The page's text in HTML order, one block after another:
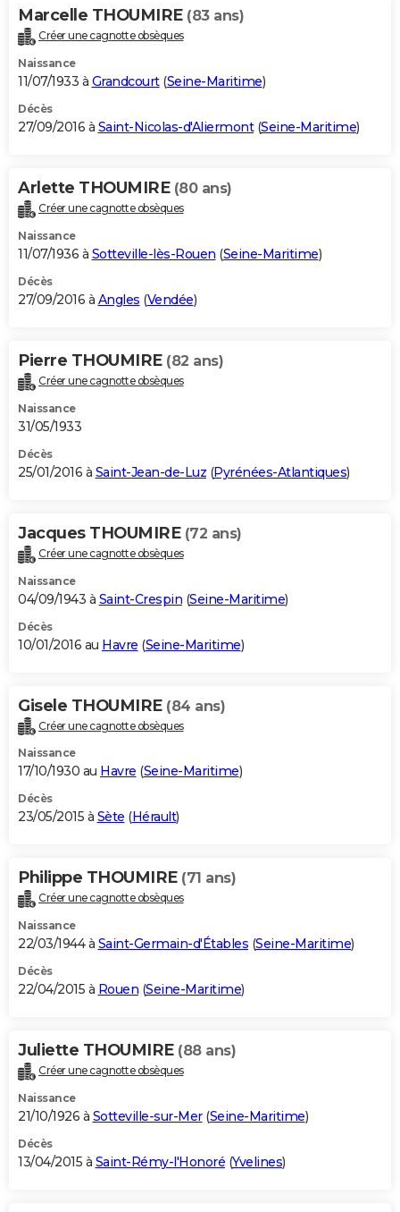
Marcelle THOUMIRE (83 ans)
Créer une cagnotte obsèques
Naissance
11/07/1933 à Grandcourt(Seine-Maritime)
Décès
27/09/2016 à Saint-Nicolas-d'Aliermont(Seine-Maritime)
Arlette THOUMIRE (80 ans)
Créer une cagnotte obsèques
Naissance
11/07/1936 à Sotteville-lès-Rouen (Seine-Maritime)
Décès
27/09/2016 à Angles (Vendée)
Pierre THOUMIRE (82 ans)
Créer une cagnotte obsèques
Naissance
31/05/1933
Décès
25/01/2016 à Saint-Jean-de-Luz (Pyrénées-Atlantiques)
Jacques THOUMIRE (72 ans)
Créer une cagnotte obsèques
Naissance
04/09/1943 à Saint-Crespin (Seine-Maritime)
Décès
10/01/2016 au Havre (Seine-Maritime)
Gisele THOUMIRE (84 ans)
Créer une cagnotte obsèques
Naissance
17/10/1930 au Havre (Seine-Maritime)
Décès
23/05/2015 à Sète (Hérault)
Philippe THOUMIRE (71 ans)
Créer une cagnotte obsèques
Naissance
22/03/1944 à Saint-Germain-d'Étables (Seine-Maritime)
Décès
22/04/2015 à Rouen (Seine-Maritime)
Juliette THOUMIRE (88 ans)
Créer une cagnotte obsèques
Naissance
21/10/1926 à Sotteville-sur-Mer(Seine-Maritime)
Décès
13/04/2015 à Saint-Rémy-l'Honoré (Yvelines)